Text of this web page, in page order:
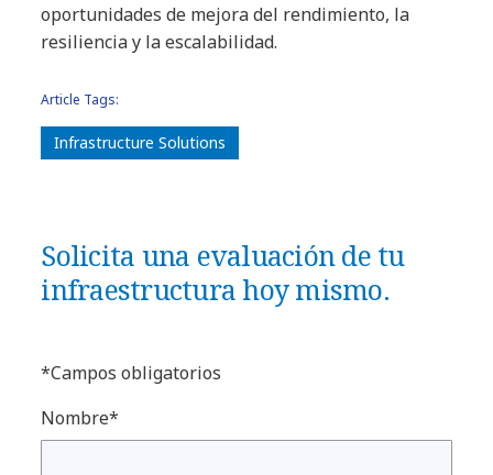
oportunidades de mejora del rendimiento, la
resiliencia y la escalabilidad.
Article Tags:
Infrastructure Solutions
Solicita una evaluación de tu
infraestructura hoy mismo.
*Campos obligatorios
Nombre*